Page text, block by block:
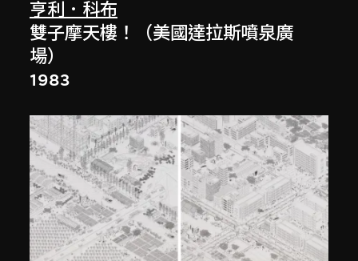
亨利．科布
雙子摩天樓！（美國達拉斯噴泉廣
場）
1983